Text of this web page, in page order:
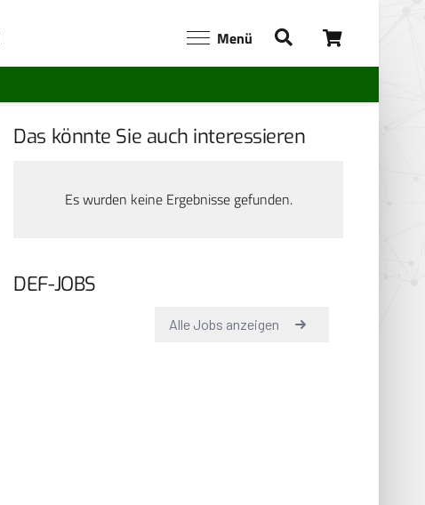
Menü
Das könnte Sie auch interessieren
Es wurden keine Ergebnisse gefunden.
DEF-JOBS